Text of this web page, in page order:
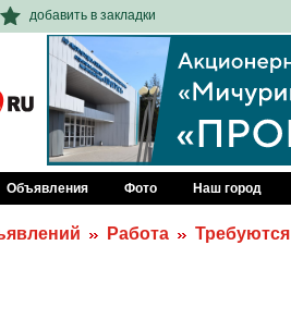
добавить в закладки
Объявления Фото Наш город
Работа Требуются